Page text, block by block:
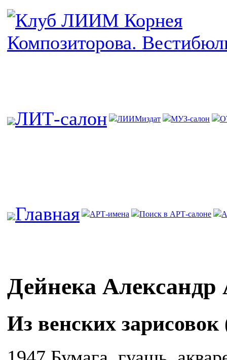
ЛИТ-салон ЛИИМиздат МУЗ-салон
Главная АРТ-имена Поиск в АРТ-салоне
Дейнека Александр
Из венских зарисовок